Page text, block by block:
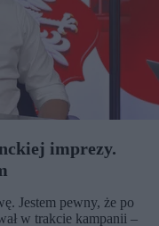
imprezy.
Jestem pewny, że po
w trakcie kampanii –